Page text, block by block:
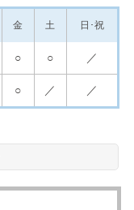
金 土 日･祝
○ ○ ／
○ ／ ／